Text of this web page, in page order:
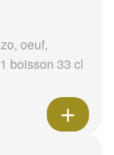
oeuf,
boisson 33 cl